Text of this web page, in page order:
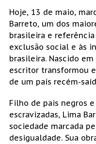
Hoje, 13 de maio,
Barreto, um dos
brasileira e
exclusão social e às
brasileira. Nascido
escritor transformou
de um país recém-
Filho de pais negros
escravizadas, Lima
sociedade marcada
desigualdade. Sua